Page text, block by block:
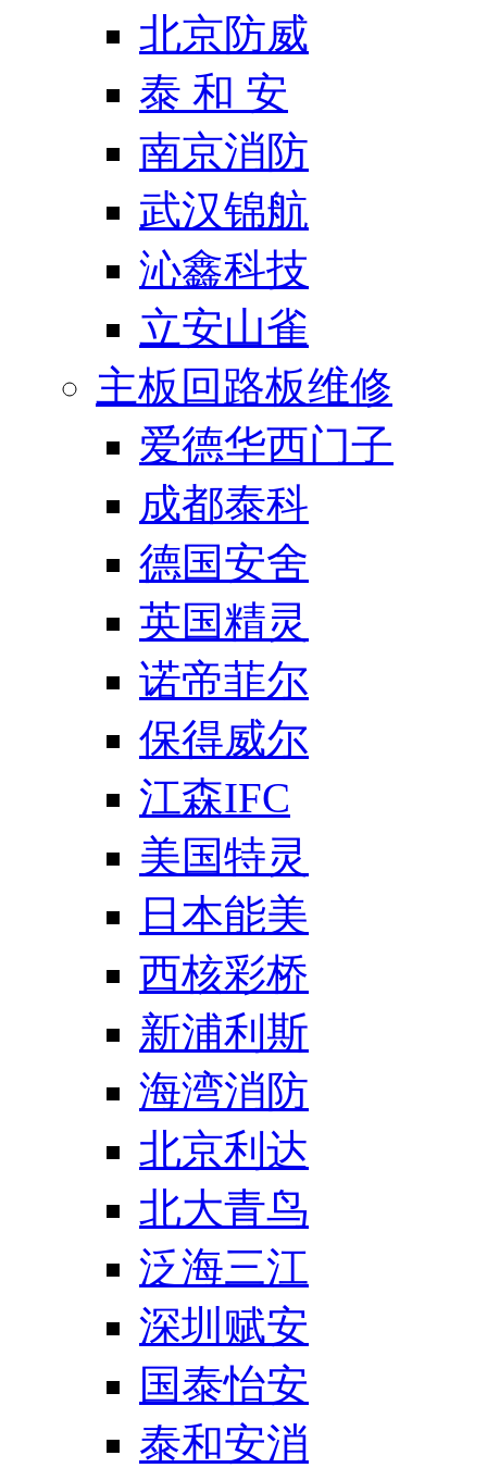
北京防威
泰 和 安
南京消防
武汉锦航
沁鑫科技
立安山雀
主板回路板维修
爱德华西门子
成都泰科
德国安舍
英国精灵
诺帝菲尔
保得威尔
江森IFC
美国特灵
日本能美
西核彩桥
新浦利斯
海湾消防
北京利达
北大青鸟
泛海三江
深圳赋安
国泰怡安
泰和安消